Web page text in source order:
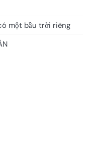
một bầu trời riêng